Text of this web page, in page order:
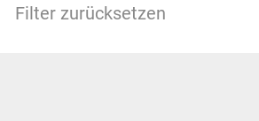
Filter zurücksetzen